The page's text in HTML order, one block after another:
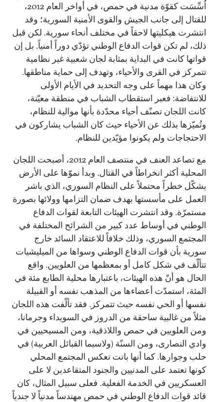
اُسِّسَت كقوّة مدنية في حمص، في أواخر العام 2012،
للقتال إلى جانب الجيش والقوى الأمنية السورية؛ وقد
انتشرت هيكليتها لاحقاً في مختلف أنحاء سورية. لكن قبل
ذلك، لم تكن قوات الدفاع الوطني تؤدّي دوراً أمنياً. بل إن
قواتها كانت في البداية بمثابة لجان شعبية غير نظامية
تتمركز في القرى والأحياء، وتهدف إلى حماية مناطقها.
وكان هذا مهماً على وجه التحديد في الأيام الأولى
للانتفاضة: فعبر استقطاب الشباب في منطقة معيّنة،
كانت اللجان تصنّف أحياء محدّدة بأنها موالية للنظام،
وتُميّزها بذلك عن الأحياء حيث كان الشباب يشاركون في
الاحتجاجات ولم يكونوا مؤيّدين للنظام.
مع تصاعد العنف في منتصف العام 2012، أصبحت اللجان
المحلية أكثر انخراطاً في القتال. وبدأ نموّها على الأرض
يشكّل خطراً محتملاً على النظام السوري، الذي باشر
العمل على مأسستها بهدف ضمان التزامها وولائها بصورة
مستمرّة. وقد انتشرت الهيئات التابعة لقوات الدفاع
الوطني في أوساط عدد كبير من الشرائح المختلفة في
المجتمع السوري، وذلك خلافاً للاعتقاد السائد خارج
سورية بأن قوات الدفاع الوطني وسواها من الميليشيات
تتألّف في شكل كامل أو بمعظمها من العلويين. واقع
الحال هو أنّ هذه الهيئات، باعتبارها محلية الطابع مئة في
المئة، استمدّت أعضاءها من المذهب نفسه أو القبيلة
نفسها أو الحي نفسه حيث تتمركز. فقد تألّفت هذه اللجان
مثلاً من غالبية ساحقة من الدروز في السويداء وجرمانا،
ومن العلويين في حمص واللاذقية، ومن المسيحيين في
وادي النصارى، ومن السنّة (ولاسيما القبائل العربية) في
حلب وجوارها. كما أنها باتت تعكس المجتمع المحلي
كونها تعتمد على المدنيين والجنود المتقاعدين لا على
العسكريين في الخدمة الفعلية. فعلى سبيل المثال، كان
قائد قوات الدفاع الوطني في حمص مهندساً مدنياً لا جندياً